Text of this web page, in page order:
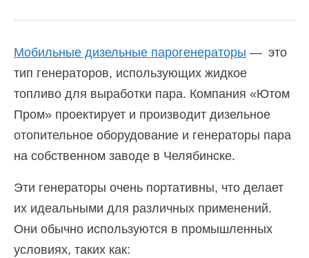
Мобильные дизельные парогенераторы — это
тип генераторов, использующих жидкое
топливо для выработки пара. Компания «Ютом
Пром» проектирует и производит дизельное
отопительное оборудование и генераторы пара
на собственном заводе в Челябинске.
Эти генераторы очень портативны, что делает
их идеальными для различных применений.
Они обычно используются в промышленных
условиях, таких как: